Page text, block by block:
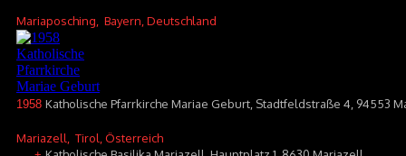
Mariaposching , Bayern, Deutschland
1958 Katholische Pfarrkirche Mariae Geburt, Stadtfeldstraße 4, 94553
Mariazell , Tirol, Österreich